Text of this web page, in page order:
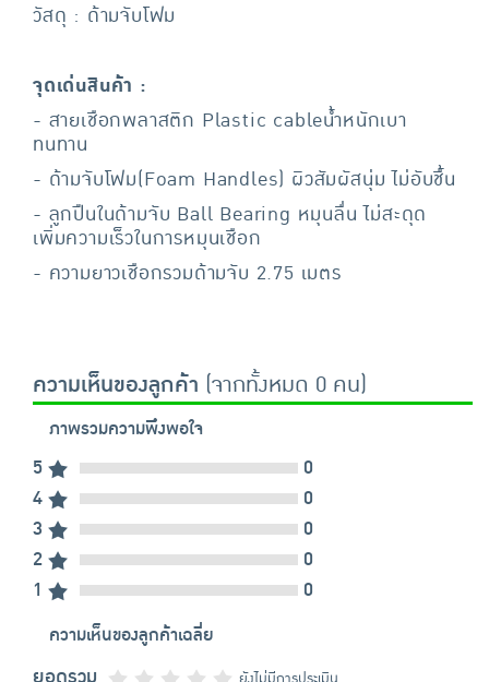
วัสดุ : ด้ามจับโฟม
จุดเด่นสินค้า :
- สายเชือกพลาสติก Plastic cableน้ำหนักเบา
ทนทาน
- ด้ามจับโฟม(Foam Handles) ผิวสัมผัสนุ่ม ไม่อับชื้น
- ลูกปืนในด้ามจับ Ball Bearing หมุนลื่น ไม่สะดุด
เพิ่มความเร็วในการหมุนเชือก
- ความยาวเชือกรวมด้ามจับ 2.75 เมตร
ความเห็นของลูกค้า (จากทั้งหมด 0 คน)
ภาพรวมความพึงพอใจ
5
0
4
0
3
0
2
0
1
0
ความเห็นของลูกค้าเฉลี่ย